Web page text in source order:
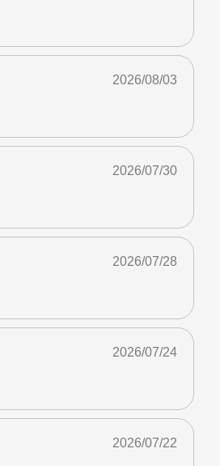
2026/08/03
2026/07/30
2026/07/28
2026/07/24
2026/07/22